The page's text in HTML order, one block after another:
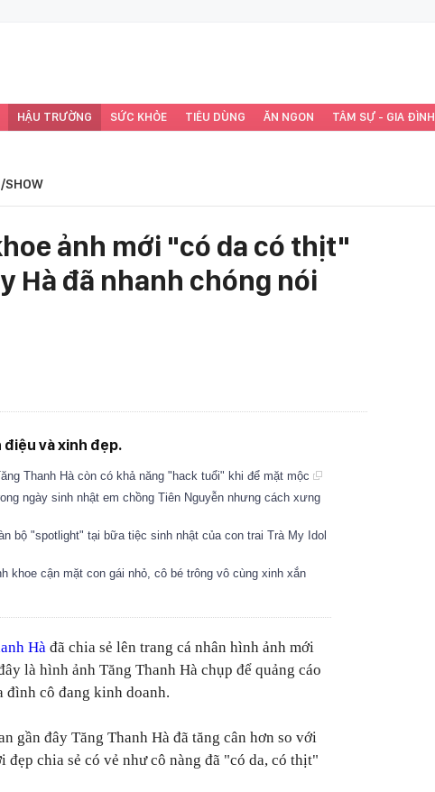
HẬU TRƯỜNG SỨC KHỎE TIÊU DÙNG ĂN NGON TÂM SỰ - GIA ĐÌNH
SHOW
ảnh mới "có da có thịt"
Hà đã nhanh chóng nói
điệu và xinh đẹp.
Thanh Hà còn có khả năng "hack tuổi" khi để mặt mộc
ngày sinh nhật em chồng Tiên Nguyễn nhưng cách xưng
bộ "spotlight" tại bữa tiệc sinh nhật của con trai Trà My Idol
khoe cận mặt con gái nhỏ, cô bé trông vô cùng xinh xắn
Hà đã chia sẻ lên trang cá nhân hình ảnh mới
là hình ảnh Tăng Thanh Hà chụp để quảng cáo
đình cô đang kinh doanh.
gần đây Tăng Thanh Hà đã tăng cân hơn so với
chia sẻ có vẻ như cô nàng đã "có da, có thịt"